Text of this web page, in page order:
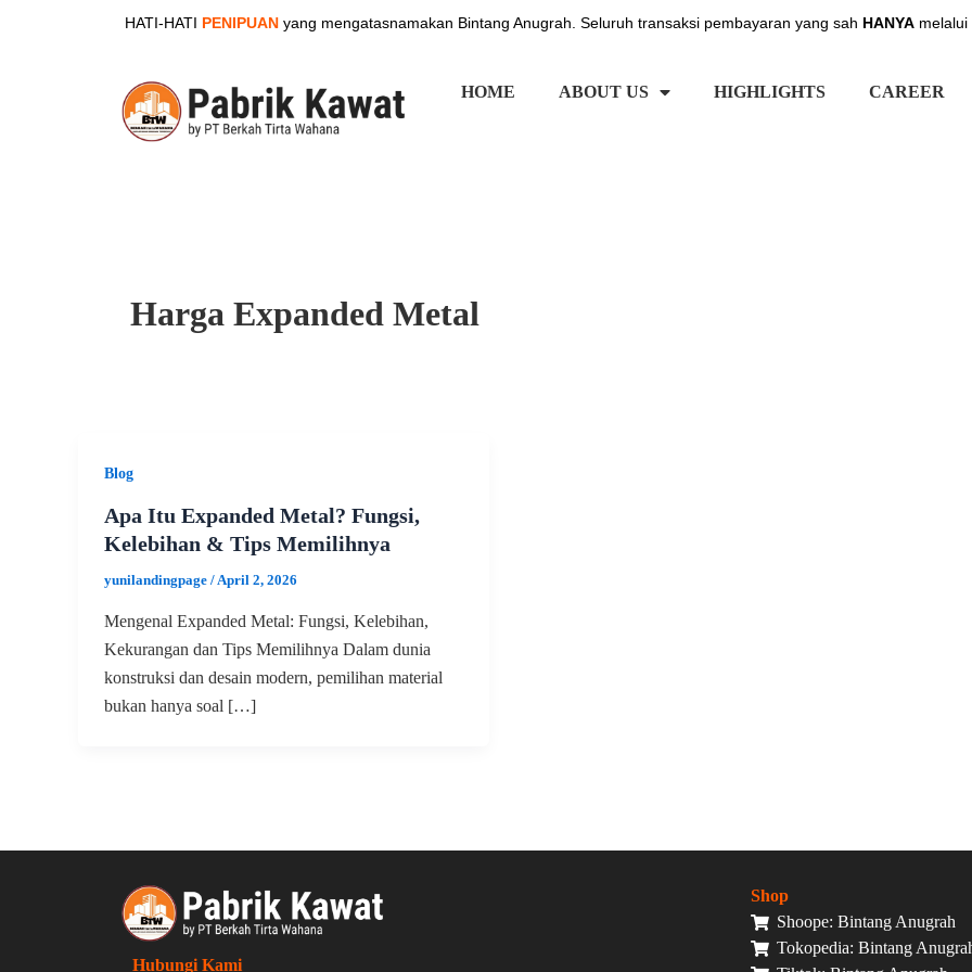
HATI-HATI PENIPUANyang mengatasnamakan Bintang Anugrah. Seluruh transaksi pembayaran yang sah HANYAmelalui
HOME ABOUT US HIGHLIGHTS CAREER
Harga Expanded Metal
Blog
Apa Itu Expanded Metal? Fungsi,
Kelebihan & Tips Memilihnya
yunilandingpage /April 2, 2026
Mengenal Expanded Metal: Fungsi, Kelebihan,
Kekurangan dan Tips Memilihnya Dalam dunia
konstruksi dan desain modern, pemilihan material
bukan hanya soal […]
Hubungi Kami
Shop
Shoope: Bintang Anugrah
Tokopedia: Bintang